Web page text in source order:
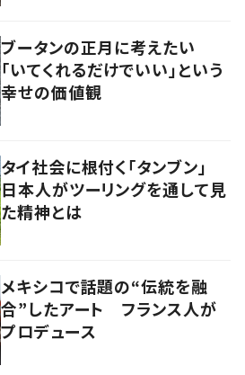
ブータンの正月に考えたい
「いてくれるだけでいい」という
幸せの価値観
タイ社会に根付く「タンブン」
日本人がツーリングを通して見
た精神とは
メキシコで話題の“伝統を融
合”したアート フランス人が
プロデュース